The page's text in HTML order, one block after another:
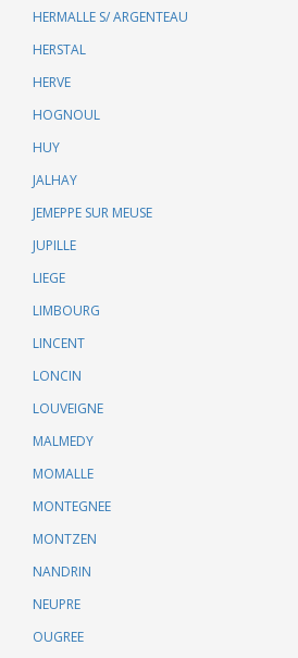
HERMALLE S/ ARGENTEAU
HERSTAL
HERVE
HOGNOUL
HUY
JALHAY
JEMEPPE SUR MEUSE
JUPILLE
LIEGE
LIMBOURG
LINCENT
LONCIN
LOUVEIGNE
MALMEDY
MOMALLE
MONTEGNEE
MONTZEN
NANDRIN
NEUPRE
OUGREE